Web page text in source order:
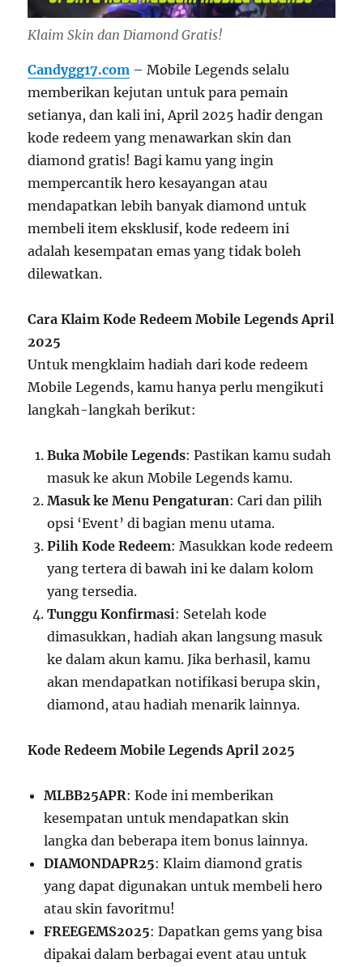
Klaim Skin dan Diamond Gratis!
Candygg17.com – Mobile Legends selalu
memberikan kejutan untuk para pemain
setianya, dan kali ini, April 2025 hadir dengan
kode redeem yang menawarkan skin dan
diamond gratis! Bagi kamu yang ingin
mempercantik hero kesayangan atau
mendapatkan lebih banyak diamond untuk
membeli item eksklusif, kode redeem ini
adalah kesempatan emas yang tidak boleh
dilewatkan.
Cara Klaim Kode Redeem Mobile Legends April
2025
Untuk mengklaim hadiah dari kode redeem
Mobile Legends, kamu hanya perlu mengikuti
langkah-langkah berikut:
Buka Mobile Legends: Pastikan kamu sudah
masuk ke akun Mobile Legends kamu.
Masuk ke Menu Pengaturan: Cari dan pilih
opsi ‘Event’ di bagian menu utama.
Pilih Kode Redeem: Masukkan kode redeem
yang tertera di bawah ini ke dalam kolom
yang tersedia.
Tunggu Konfirmasi: Setelah kode
dimasukkan, hadiah akan langsung masuk
ke dalam akun kamu. Jika berhasil, kamu
akan mendapatkan notifikasi berupa skin,
diamond, atau hadiah menarik lainnya.
Kode Redeem Mobile Legends April 2025
MLBB25APR: Kode ini memberikan
kesempatan untuk mendapatkan skin
langka dan beberapa item bonus lainnya.
DIAMONDAPR25: Klaim diamond gratis
yang dapat digunakan untuk membeli hero
atau skin favoritmu!
FREEGEMS2025: Dapatkan gems yang bisa
dipakai dalam berbagai event atau untuk